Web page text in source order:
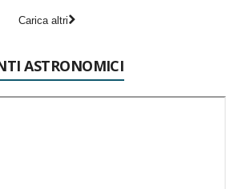
Carica altri
ASTRONOMICI